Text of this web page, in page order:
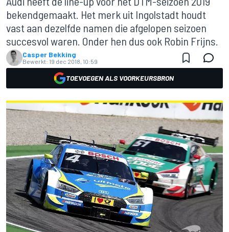
bekendgemaakt. Het merk uit Ingolstadt houdt
vast aan dezelfde namen die afgelopen seizoen
succesvol waren. Onder hen dus ook Robin Frijns.
Casper Bekking
Bewerkt: 19 dec 2018, 10:59
TOEVOEGEN ALS VOORKEURSBRON